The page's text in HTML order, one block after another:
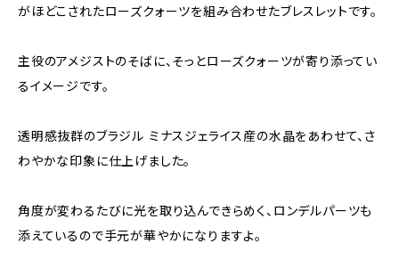
がほどこされたローズクォーツを組み合わせたブレスレットです。
主役のアメジストのそばに、そっとローズクォーツが寄り添ってい
るイメージです。
透明感抜群のブラジル ミナスジェライス産の水晶をあわせて、さ
わやかな印象に仕上げました。
角度が変わるたびに光を取り込んできらめく、ロンデルパーツも
添えているので手元が華やかになりますよ。